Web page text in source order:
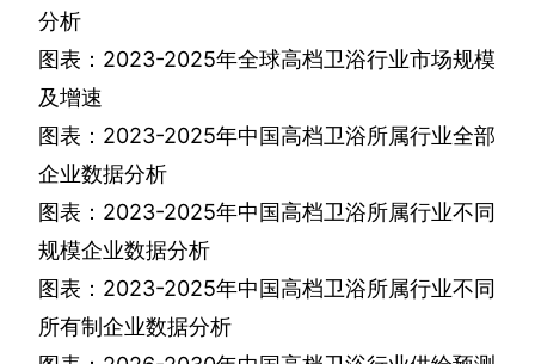
分析
图表： 2023-2025年全球高档卫浴行业市场规模
及增速
图表： 2023-2025年中国高档卫浴所属行业全部
企业数据分析
图表： 2023-2025年中国高档卫浴所属行业不同
规模企业数据分析
图表： 2023-2025年中国高档卫浴所属行业不同
所有制企业数据分析